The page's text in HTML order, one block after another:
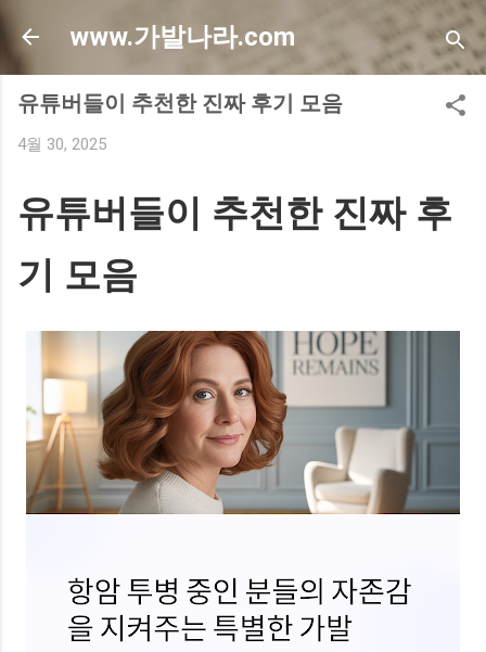
기본 콘텐츠로 건너뛰기
www.가발나라.com
유튜버들이 추천한 진짜 후기 모음
4월 30, 2025
유튜버들이 추천한 진짜 후
기 모음